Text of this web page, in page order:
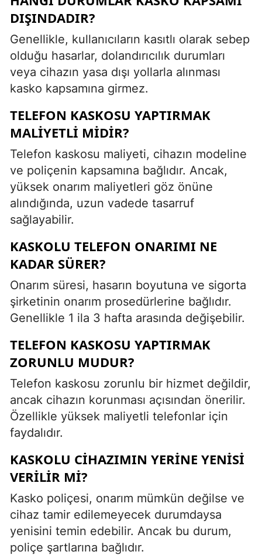
DIŞINDADIR?
Genellikle, kullanıcıların kasıtlı olarak sebep
olduğu hasarlar, dolandırıcılık durumları
veya cihazın yasa dışı yollarla alınması
kasko kapsamına girmez.
TELEFON KASKOSU YAPTIRMAK
MALIYETLI MIDIR?
Telefon kaskosu maliyeti, cihazın modeline
ve poliçenin kapsamına bağlıdır. Ancak,
yüksek onarım maliyetleri göz önüne
alındığında, uzun vadede tasarruf
sağlayabilir.
KASKOLU TELEFON ONARIMI NE
KADAR SÜRER?
Onarım süresi, hasarın boyutuna ve sigorta
şirketinin onarım prosedürlerine bağlıdır.
Genellikle 1 ila 3 hafta arasında değişebilir.
TELEFON KASKOSU YAPTIRMAK
ZORUNLU MUDUR?
Telefon kaskosu zorunlu bir hizmet değildir,
ancak cihazın korunması açısından önerilir.
Özellikle yüksek maliyetli telefonlar için
faydalıdır.
KASKOLU CIHAZIMIN YERINE YENISI
VERILIR MI?
Kasko poliçesi, onarım mümkün değilse ve
cihaz tamir edilemeyecek durumdaysa
yenisini temin edebilir. Ancak bu durum,
poliçe şartlarına bağlıdır.